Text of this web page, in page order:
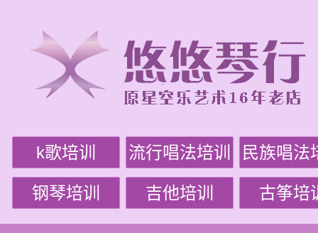
k歌培训 流行唱法培训 民族唱法
钢琴培训 吉他培训 古筝培